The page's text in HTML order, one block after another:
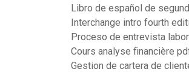
Libro de español de
Interchange intro fourth
Proceso de entrevista
Cours analyse financière
Gestion de cartera de